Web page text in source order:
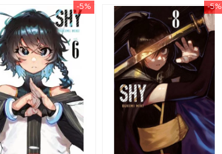
-5% -5%